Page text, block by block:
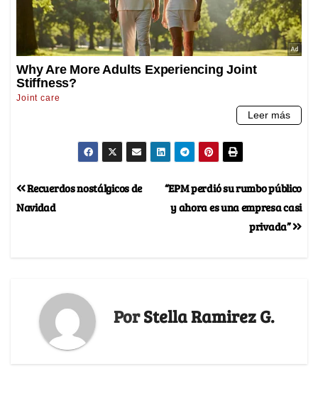
“EPM perdió su rumbo público
y ahora es una empresa casi
privada”
Recuerdos nostálgicos de
Navidad
PorStella Ramirez G.